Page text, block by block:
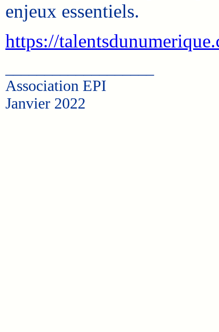
enjeux essentiels.
https://
Association EPI
Janvier 2022